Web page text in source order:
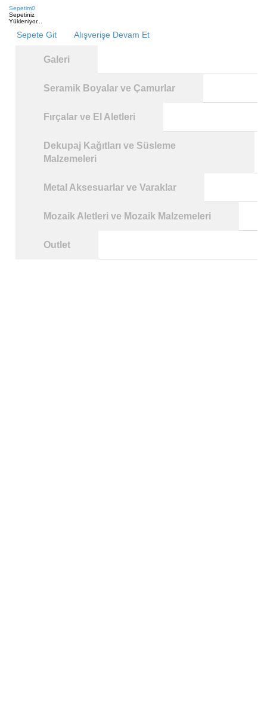
Sepetim0
Sepetiniz
Yükleniyor...
Sepete Git Alışverişe Devam Et
Galeri
Seramik Boyalar ve Çamurlar
Fırçalar ve El Aletleri
Dekupaj Kağıtları ve Süsleme
Malzemeleri
Metal Aksesuarlar ve Varaklar
Mozaik Aletleri ve Mozaik Malzemeleri
Outlet